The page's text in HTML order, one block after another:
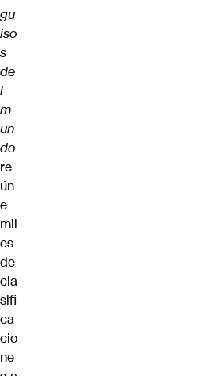
gu
iso
s
de
l
m
un
do
re
ún
e
mil
es
de
cla
sifi
ca
cio
ne